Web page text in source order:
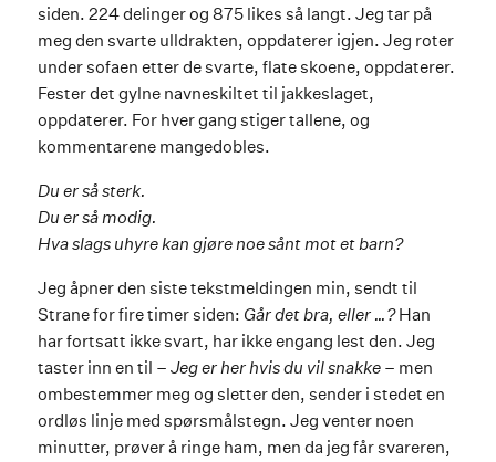
siden. 224 delinger og 875 likes så langt. Jeg tar på
meg den svarte ulldrakten, oppdaterer igjen. Jeg roter
under sofaen etter de svarte, flate skoene, oppdaterer.
Fester det gylne navneskiltet til jakkeslaget,
oppdaterer. For hver gang stiger tallene, og
kommentarene mangedobles.
Du er så sterk.
Du er så modig.
Hva slags uhyre kan gjøre noe sånt mot et barn?
Jeg åpner den siste tekstmeldingen min, sendt til
Strane for fire timer siden: Går det bra, eller …?Han
har fortsatt ikke svart, har ikke engang lest den. Jeg
taster inn en til – Jeg er her hvis du vil snakke – men
ombestemmer meg og sletter den, sender i stedet en
ordløs linje med spørsmålstegn. Jeg venter noen
minutter, prøver å ringe ham, men da jeg får svareren,